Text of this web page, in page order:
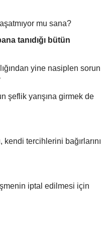
mu sana?
tanıdığı bütün
yine nasiplen sorun
şeflik yarışına girmek de
tercihlerini bağırlarını
iptal edilmesi için